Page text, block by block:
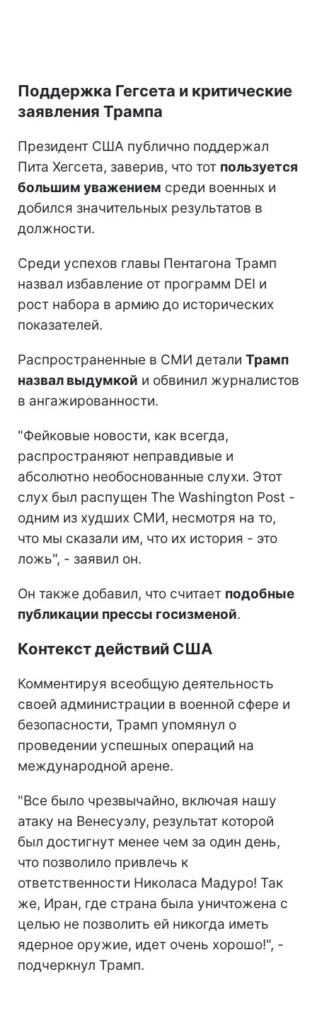
Поддержка Гегсета и критические
заявления Трампа
Президент США публично поддержал
Пита Хегсета, заверив, что тот пользуется
большим уважением среди военных и
добился значительных результатов в
должности.
Среди успехов главы Пентагона Трамп
назвал избавление от программ DEI и
рост набора в армию до исторических
показателей.
Распространенные в СМИ детали Трамп
назвал выдумкой и обвинил журналистов
в ангажированности.
"Фейковые новости, как всегда,
распространяют неправдивые и
абсолютно необоснованные слухи. Этот
слух был распущен The Washington Post -
одним из худших СМИ, несмотря на то,
что мы сказали им, что их история - это
ложь", - заявил он.
Он также добавил, что считает подобные
публикации прессы госизменой.
Контекст действий США
Комментируя всеобщую деятельность
своей администрации в военной сфере и
безопасности, Трамп упомянул о
проведении успешных операций на
международной арене.
"Все было чрезвычайно, включая нашу
атаку на Венесуэлу, результат которой
был достигнут менее чем за один день,
что позволило привлечь к
ответственности Николаса Мадуро! Так
же, Иран, где страна была уничтожена с
целью не позволить ей никогда иметь
ядерное оружие, идет очень хорошо!", -
подчеркнул Трамп.